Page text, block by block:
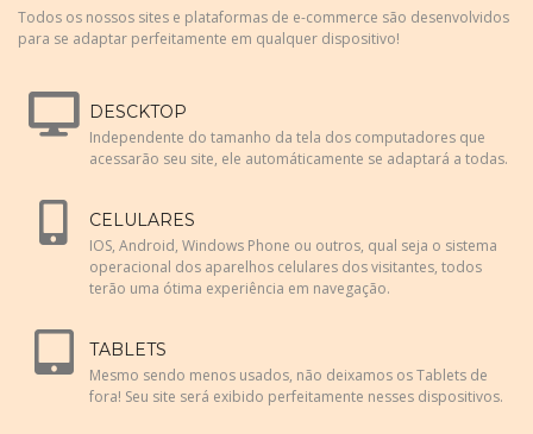
Todos os nossos sites e plataformas de e-commerce são desenvolvidos
para se adaptar perfeitamente em qualquer dispositivo!
DESCKTOP
Independente do tamanho da tela dos computadores que
acessarão seu site, ele automáticamente se adaptará a todas.
CELULARES
IOS, Android, Windows Phone ou outros, qual seja o sistema
operacional dos aparelhos celulares dos visitantes, todos
terão uma ótima experiência em navegação.
TABLETS
Mesmo sendo menos usados, não deixamos os Tablets de
fora! Seu site será exibido perfeitamente nesses dispositivos.